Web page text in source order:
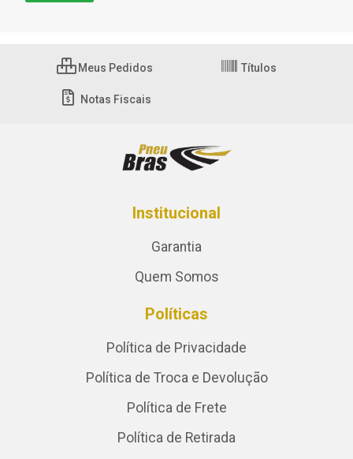
Meus Pedidos Títulos
Notas Fiscais
Institucional
Garantia
Quem Somos
Políticas
Política de Privacidade
Política de Troca e Devolução
Política de Frete
Política de Retirada